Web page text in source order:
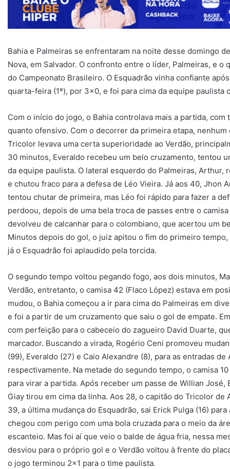
Bahia e Palmeiras se enfrentaram na noite desse domingo
Nova, em Salvador. O confronto entre o líder, Palmeiras, e o
do Campeonato Brasileiro. O Esquadrão vinha confiante
quarta-feira (1º), por 3×0, e foi para cima da equipe paulista
Com o início do jogo, o Bahia controlava mais a partida,
quanto ofensivo. Com o decorrer da primeira etapa,
Tricolor levava uma certa superioridade ao Verdão,
30 minutos, Everaldo recebeu um belo cruzamento, tentou
da equipe paulista. O lateral esquerdo do Palmeiras,
e chutou fraco para a defesa de Léo Vieira. Já aos 40, Jhon
tentou chutar de primeira, mas Léo foi rápido para fazer a
perdoou, depois de uma bela troca de passes entre o
devolveu de calcanhar para o colombiano, que acertou um
Minutos depois do gol, o juiz apitou o fim do primeiro
já o Esquadrão foi aplaudido pela torcida.
O segundo tempo voltou pegando fogo, aos dois minutos,
Verdão, entretanto, o camisa 42 (Flaco López) estava em
mudou, o Bahia começou a ir para cima do Palmeiras em
e foi a partir de um cruzamento que saiu o gol de empate.
com perfeição para o cabeceio do zagueiro David Duarte,
marcador. Buscando a virada, Rogério Ceni promoveu
(99), Everaldo (27) e Caio Alexandre (8), para as entradas
respectivamente. Na metade do segundo tempo, o camisa
para virar a partida. Após receber um passe de Willian
Giay tirou em cima da linha. Aos 28, o capitão do Tricolor de
39, a última mudança do Esquadrão, sai Erick Pulga (16)
chegou com perigo com uma bola cruzada para o meio da
escanteio. Mas foi aí que veio o balde de água fria, nessa
desviou para o próprio gol e o Verdão voltou à frente do
o jogo terminou 2×1 para o time paulista.